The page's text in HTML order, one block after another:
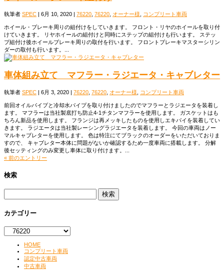
執筆者 SPEC 6月 10, 2020 76220 76220 オーナー様 コンプリート車両
ホイール・ブレーキ周りの組付けをしていきます。 フロント・リヤのホイールを取り付
けていきます。 リヤホイールの組付けと同時にステップの組付けも行います。 ステッ
プ組付け後ホイールブレーキ周りの取付を行います。 フロントブレーキマスターシリン
ダーの取付も行います。...
車体組み立て マフラー・ラジエータ・キャブレター
執筆者 SPEC 6月 3, 2020 76220 76220 オーナー様 コンプリート車両
前回オイルパイプと冷却水パイプを取り付けましたのでマフラーとラジエータを装着し
ます。 マフラーは当社製底打ち防止4-1チタンマフラーを使用します。 ガスケットはも
ちろん新品を使用します。 フランジは再メッキしたものを使用しエキパイを装着してい
きます。 ラジエータは当社製レーシングラジエータを装着します。 今回の車両はノー
マルキャブレターを使用します。 色は特注にてブラックのオーダーをいただいておりま
すので、 キャブレター本体に問題がないか確認するため一度車両に搭載します。 分解
後セッティングのみ変更し車体に取り付けます。...
« 前のエントリー
検索
検
索:
カテゴリー
テ
HOME
コンプリート車両
認定中古車両
中古車両